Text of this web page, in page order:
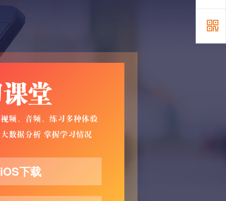
iOS下载